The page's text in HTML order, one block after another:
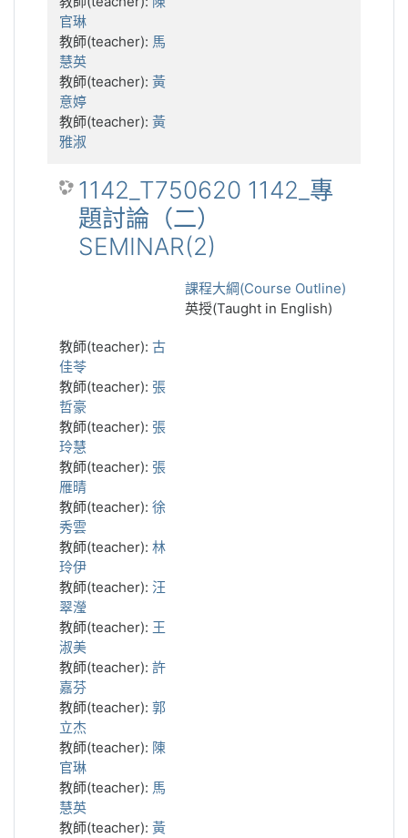
官琳
教師(teacher): 馬
慧英
教師(teacher): 黃
意婷
教師(teacher): 黃
雅淑
1142_T750620 1142_專
題討論（二）
SEMINAR(2)
課程大綱(Course Outline)
英授(Taught in English)
教師(teacher): 古
佳苓
教師(teacher): 張
哲豪
教師(teacher): 張
玲慧
教師(teacher): 張
雁晴
教師(teacher): 徐
秀雲
教師(teacher): 林
玲伊
教師(teacher): 汪
翠瀅
教師(teacher): 王
淑美
教師(teacher): 許
嘉芬
教師(teacher): 郭
立杰
教師(teacher): 陳
官琳
教師(teacher): 馬
慧英
教師(teacher): 黃